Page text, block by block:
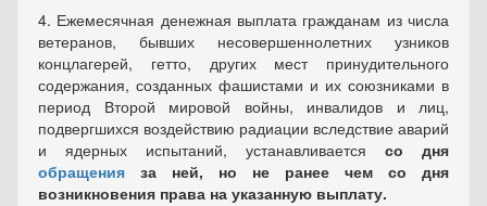
4. Ежемесячная денежная выплата гражданам из числа
ветеранов, бывших несовершеннолетних узников
концлагерей, гетто, других мест принудительного
содержания, созданных фашистами и их союзниками в
период Второй мировой войны, инвалидов и лиц,
подвергшихся воздействию радиации вследствие аварий
и ядерных испытаний, устанавливается со дня
обращения за ней, но не ранее чем со дня
возникновения права на указанную выплату.